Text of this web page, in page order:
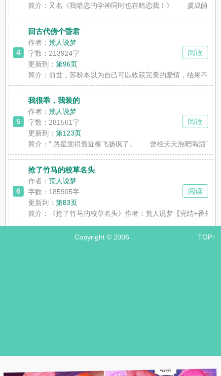
简介： 又名《我暗恋的学神同时也在暗恋我！》 虞成荫一
4
回古代傍个昏君
作者：荒人说梦
字数：213924字
更新到：第96页
简介：前世，苏盼本以为自己可以收获完美的爱情，结果不
阅读
5
我很乖，我装的
作者：荒人说梦
字数：281561字
更新到：第123页
简介：" 路星觉得最近柳飞扬疯了。 曾经天天泡吧喝酒飞扬
阅读
6
抢了竹马的校草名头
作者：荒人说梦
字数：185905字
更新到：第83页
简介：
《抢了竹马的校草名头》作者：荒人说梦【完结+
阅读
Copyright © 2006 TOP↑